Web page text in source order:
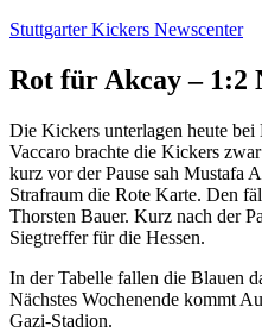
Zum
springen
Stuttgarter Kickers Newscenter
Rot für Akcay – 1:2
Die Kickers unterlagen heute
Vaccaro brachte die Kickers
kurz vor der Pause sah Mustafa
Strafraum die Rote Karte. Den
Thorsten Bauer. Kurz nach der
Siegtreffer für die Hessen.
In der Tabelle fallen die Blauen
Nächstes Wochenende kommt
Gazi-Stadion.